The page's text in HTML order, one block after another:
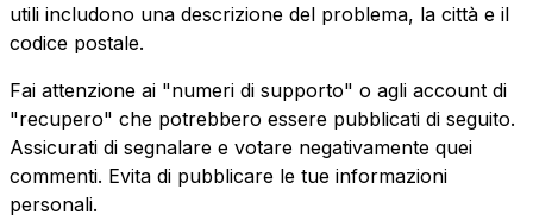
utili includono una descrizione del problema, la città e il
codice postale.
Fai attenzione ai "numeri di supporto" o agli account di
"recupero" che potrebbero essere pubblicati di seguito.
Assicurati di segnalare e votare negativamente quei
commenti. Evita di pubblicare le tue informazioni
personali.